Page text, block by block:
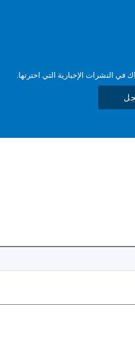
في النشرات الإخبارية التي اخترتها.